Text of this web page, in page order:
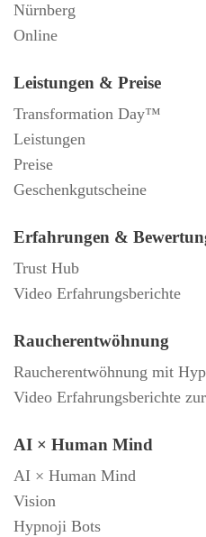
Nürnberg
Online
Leistungen & Preise
Transformation Day™
Leistungen
Preise
Geschenkgutscheine
Erfahrungen &
Trust Hub
Video Erfahrungsberichte
Raucherentwöhnung
Raucherentwöhnung mit
Video Erfahrungsberichte
AI × Human Mind
AI × Human Mind
Vision
Hypnoji Bots